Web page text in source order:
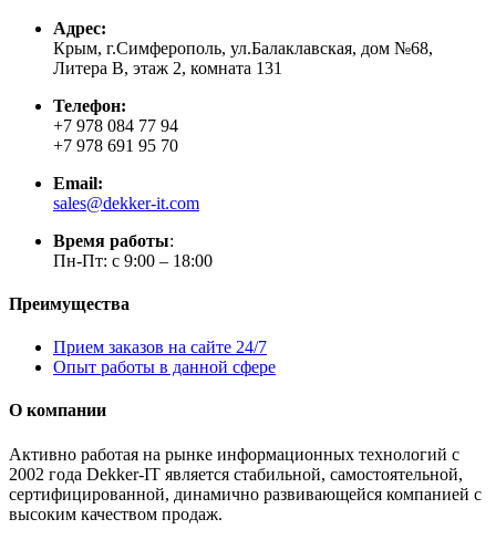
Адрес:
Крым, г.Симферополь, ул.Балаклавская, дом №68,
Литера В, этаж 2, комната 131
Телефон:
+7 978 084 77 94
+7 978 691 95 70
Email:
sales@dekker-it.com
Время работы:
Пн-Пт: с 9:00 – 18:00
Преимущества
Прием заказов на сайте 24/7
Опыт работы в данной сфере
О компании
Активно работая на рынке информационных технологий с
2002 года Dekker-IT является стабильной, самостоятельной,
сертифицированной, динамично развивающейся компанией с
высоким качеством продаж.